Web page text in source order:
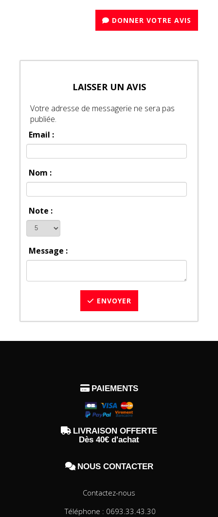
DONNER VOTRE AVIS
LAISSER UN AVIS
Votre adresse de messagerie ne sera pas
publiée.
Email :
Nom :
Note :
Message :
ENVOYER
 PAIEMENTS
 LIVRAISON OFFERTE
Dès 40€ d'achat
 NOUS CONTACTER
Contactez-nous
Téléphone : 0693.33.43.30